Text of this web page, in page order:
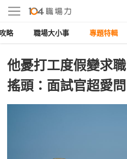
略 職場大小事 專題特輯
他憂打工度假變求
搖頭：面試官超愛問